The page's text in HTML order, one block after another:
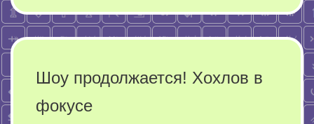
Шоу продолжается! Хохлов в
фокусе